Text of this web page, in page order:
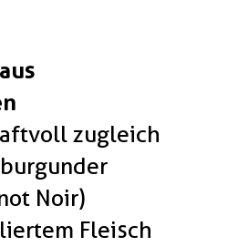
zugleich
Noir)
Fleisch